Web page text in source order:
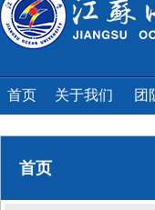
首页 关于我们 团
首页